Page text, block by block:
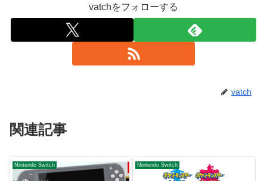
vatchをフォローする
vatch
関連記事
Nintendo Switch Nintendo Switch